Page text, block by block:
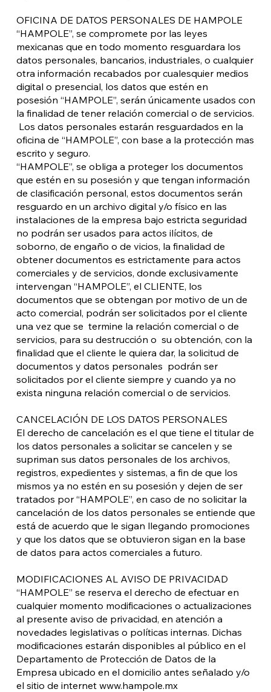
OFICINA DE DATOS PERSONALES DE HAMPOLE
“HAMPOLE”, se compromete por las leyes
mexicanas que en todo momento resguardara los
datos personales, bancarios, industriales, o cualquier
otra información recabados por cualesquier medios
digital o presencial, los datos que estén en
posesión “HAMPOLE”, serán únicamente usados con
la finalidad de tener relación comercial o de servicios.
Los datos personales estarán resguardados en la
oficina de “HAMPOLE”, con base a la protección mas
escrito y seguro.
“HAMPOLE”, se obliga a proteger los documentos
que estén en su posesión y que tengan información
de clasificación personal, estos documentos serán
resguardo en un archivo digital y/o físico en las
instalaciones de la empresa bajo estricta seguridad
no podrán ser usados para actos ilícitos, de
soborno, de engaño o de vicios, la finalidad de
obtener documentos es estrictamente para actos
comerciales y de servicios, donde exclusivamente
intervengan “HAMPOLE”, el CLIENTE, los
documentos que se obtengan por motivo de un de
acto comercial, podrán ser solicitados por el cliente
una vez que se termine la relación comercial o de
servicios, para su destrucción o su obtención, con la
finalidad que el cliente le quiera dar, la solicitud de
documentos y datos personales podrán ser
solicitados por el cliente siempre y cuando ya no
exista ninguna relación comercial o de servicios.
CANCELACIÓN DE LOS DATOS PERSONALES
El derecho de cancelación es el que tiene el titular de
los datos personales a solicitar se cancelen y se
supriman sus datos personales de los archivos,
registros, expedientes y sistemas, a fin de que los
mismos ya no estén en su posesión y dejen de ser
tratados por “HAMPOLE”, en caso de no solicitar la
cancelación de los datos personales se entiende que
está de acuerdo que le sigan llegando promociones
y que los datos que se obtuvieron sigan en la base
de datos para actos comerciales a futuro.
MODIFICACIONES AL AVISO DE PRIVACIDAD
“HAMPOLE” se reserva el derecho de efectuar en
cualquier momento modificaciones o actualizaciones
al presente aviso de privacidad, en atención a
novedades legislativas o políticas internas. Dichas
modificaciones estarán disponibles al público en el
Departamento de Protección de Datos de la
Empresa ubicado en el domicilio antes señalado y/o
el sitio de internet www.hampole.mx